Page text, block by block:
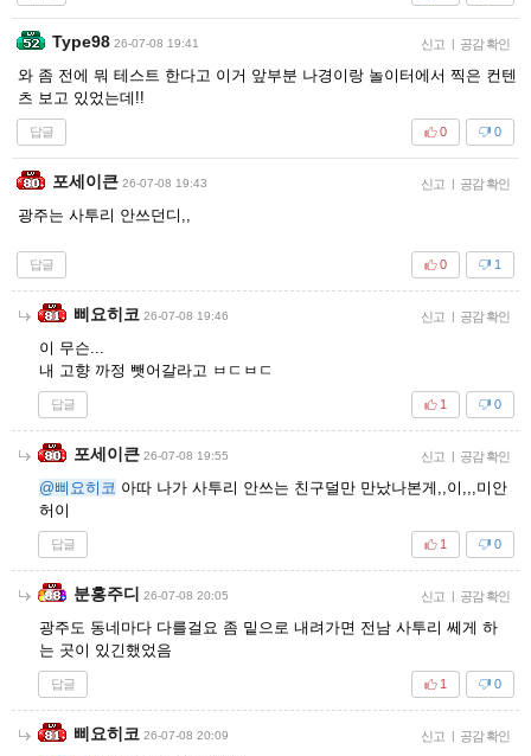
Type98 26-07-08 19:41 신고 | 공감 확인
와 좀 전에 뭐 테스트 한다고 이거 앞부분 나경이랑 놀이터에서 찍은 컨텐
츠 보고 있었는데!!
답글 0
0
포세이큰 26-07-08 19:43 신고 | 공감 확인
광주는 사투리 안쓰던디,,
답글 1
0
삐요히코 26-07-08 19:46 신고 | 공감 확인
이 무슨...
내 고향 까정 뺏어갈라고 ㅂㄷㅂㄷ
답글 0
1
포세이큰 26-07-08 19:55 신고 | 공감 확인
@삐요히코 아따 나가 사투리 안쓰는 친구덜만 만났나본게,,이,,,미안
허이
답글 0
1
분홍주디 26-07-08 20:05 신고 | 공감 확인
광주도 동네마다 다를걸요 좀 밑으로 내려가면 전남 사투리 쎄게 하
는 곳이 있긴했었음
답글 0
1
삐요히코 26-07-08 20:09 신고 | 공감 확인